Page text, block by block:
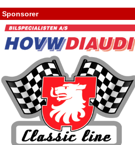
Sponsorer